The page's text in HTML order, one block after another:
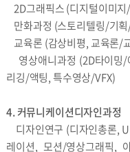
2D그래픽스 (디지털이미
만화과정 (스토리텔링/기
교육론 (감상비평, 교육론/
영상애니과정 (2D타이밍/
리깅/액팅, 특수영상/VFX)
4. 커뮤니케이션디자인과정
디자인연구 (디자인총론,
레이션, 모션/영상그래픽,